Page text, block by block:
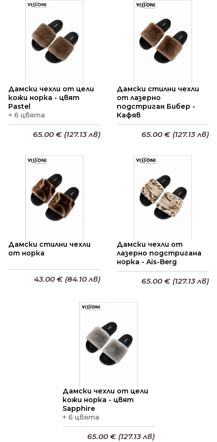
Дамски чехли от цели
кожи норка - цвят
Pastel
+ 6 цвята
Добави в кошницата
65.00 € (127.13 лв)
Дамски стилни чехли
от лазерно
подстриган Бибер -
Кафяв
Добави в кошницата
65.00 € (127.13 лв)
Дамски стилни чехли
от норка
Добави в кошницата
43.00 € (84.10 лв)
Дамски чехли от
лазерно подстригана
норка - Ais-Berg
65.00 € (127.13 лв)
Дамски чехли от цели
кожи норка - цвят
Sapphire
+ 6 цвята
65.00 € (127.13 лв)